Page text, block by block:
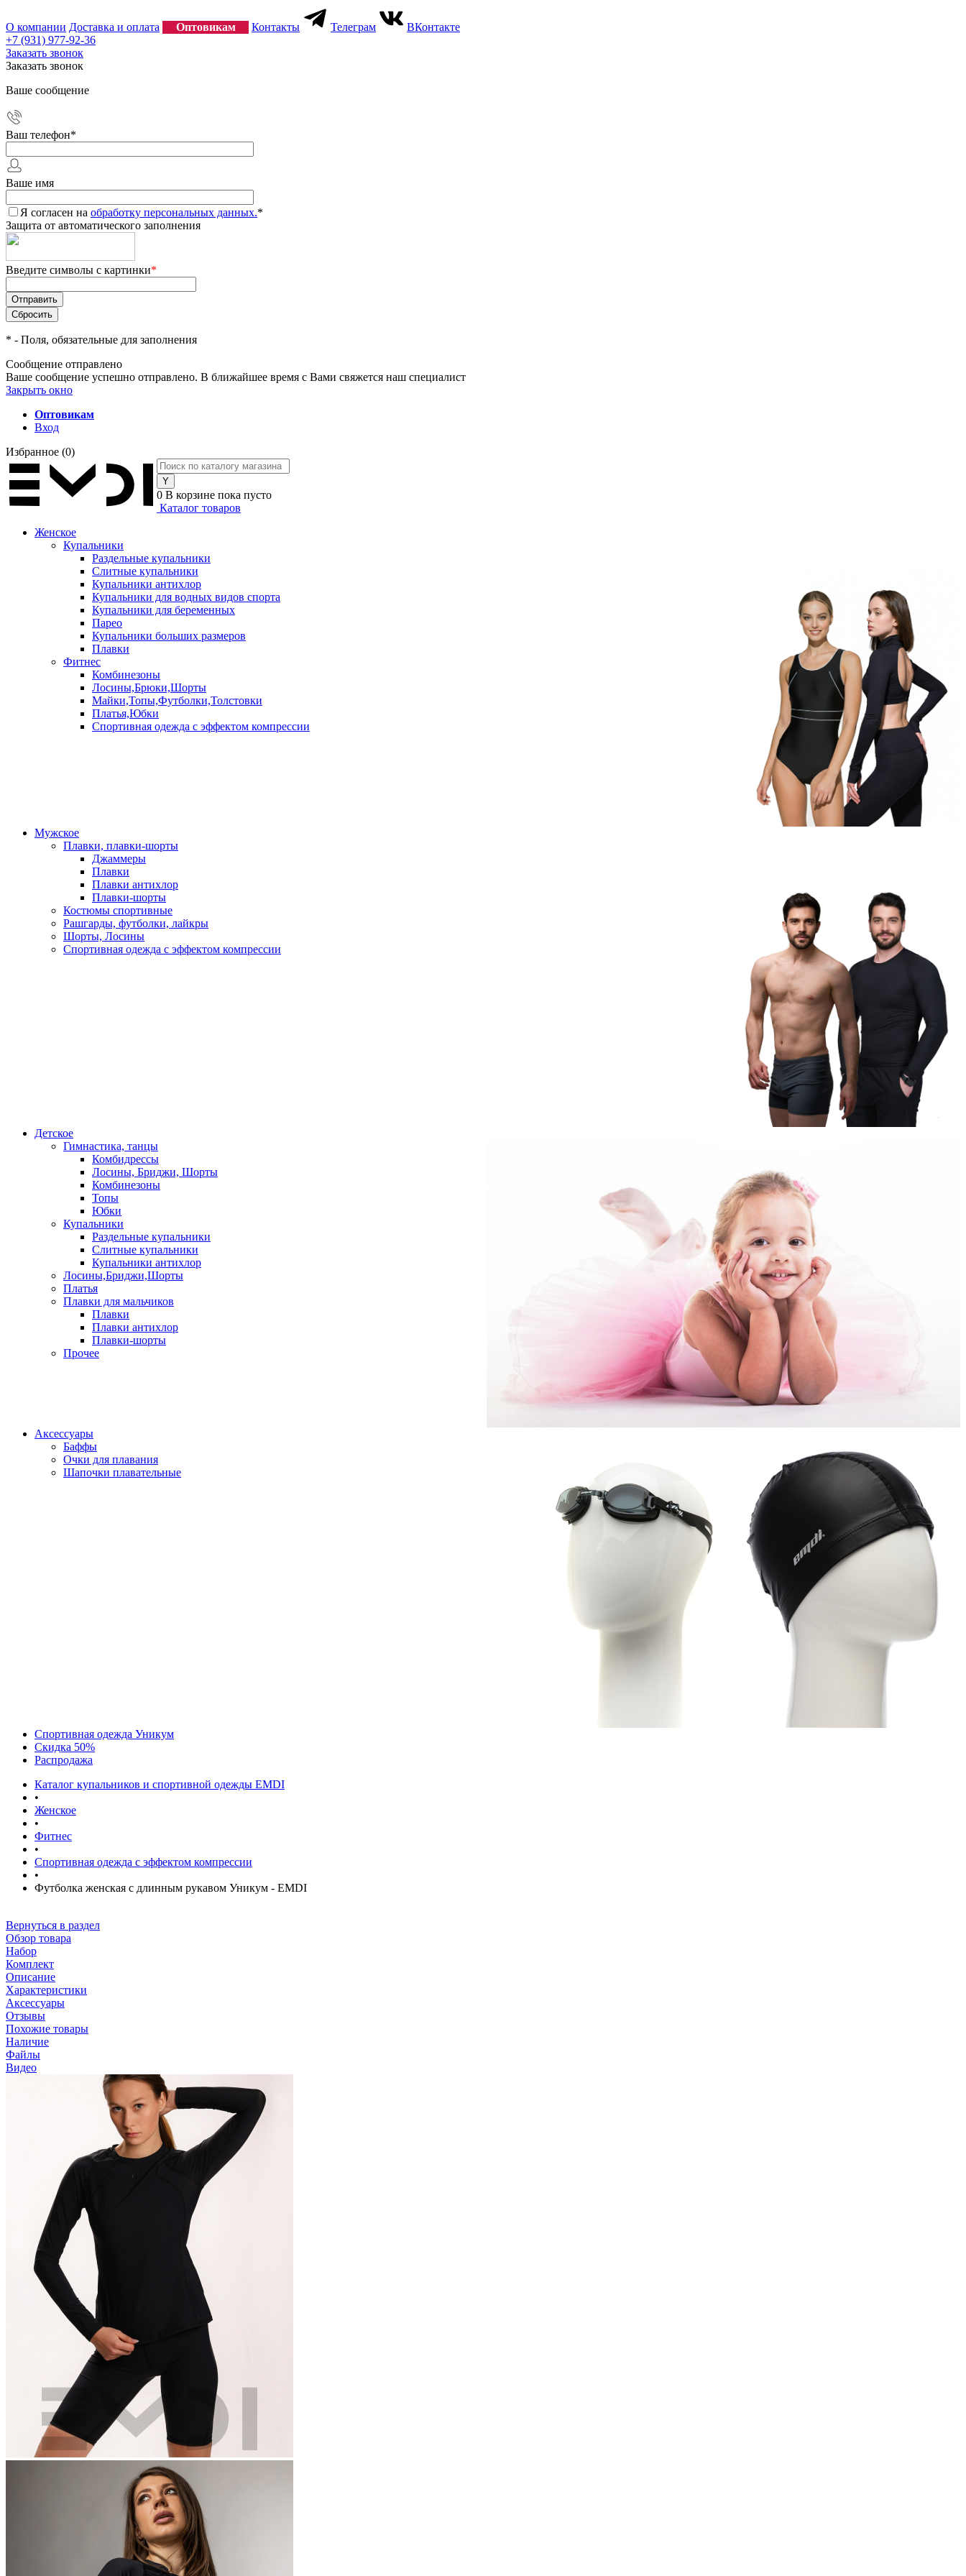
О компании Доставка и оплата Оптовикам Контакты Телеграм
ВКонтакте
+7 (931) 977-92-36
Заказать звонок
Заказать звонок
Ваше сообщение
Ваш телефон*
Ваше имя
Я согласен на обработку персональных данных.*
Защита от автоматического заполнения
Введите символы с картинки*
* - Поля, обязательные для заполнения
Сообщение отправлено
Ваше сообщение успешно отправлено. В ближайшее время с Вами свяжется наш специалист
Закрыть окно
Оптовикам
Вход
Избранное (0)
0 В корзине пока пусто
Каталог товаров
Женское
Купальники
Раздельные купальники
Слитные купальники
Купальники антихлор
Купальники для водных видов спорта
Купальники для беременных
Парео
Купальники больших размеров
Плавки
Фитнес
Комбинезоны
Лосины,Брюки,Шорты
Майки,Топы,Футболки,Толстовки
Платья,Юбки
Спортивная одежда с эффектом компрессии
Мужское
Плавки, плавки-шорты
Джаммеры
Плавки
Плавки антихлор
Плавки-шорты
Костюмы спортивные
Рашгарды, футболки, лайкры
Шорты, Лосины
Спортивная одежда с эффектом компрессии
Детское
Гимнастика, танцы
Комбидрессы
Лосины, Бриджи, Шорты
Комбинезоны
Топы
Юбки
Купальники
Раздельные купальники
Слитные купальники
Купальники антихлор
Лосины,Бриджи,Шорты
Платья
Плавки для мальчиков
Плавки
Плавки антихлор
Плавки-шорты
Прочее
Аксессуары
Баффы
Очки для плавания
Шапочки плавательные
Спортивная одежда Уникум
Скидка 50%
Распродажа
Каталог купальников и спортивной одежды EMDI
•
Женское
•
Фитнес
•
Спортивная одежда с эффектом компрессии
•
Футболка женская с длинным рукавом Уникум - EMDI
Вернуться в раздел
Обзор товара
Набор
Комплект
Описание
Характеристики
Аксессуары
Отзывы
Похожие товары
Наличие
Файлы
Видео